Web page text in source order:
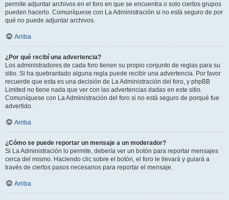
permite adjuntar archivos en el foro en que se encuentra o solo ciertos grupos
pueden hacerlo. Comuníquese con La Administración si no está seguro de por
qué no puede adjuntar archivos.
Arriba
¿Por qué recibí una advertencia?
Los administradores de cada foro tienen su propio conjunto de reglas para su
sitio. Si ha quebrantado alguna regla puede recibir una advertencia. Por favor
recuerde que esta es una decisión de La Administración del foro, y phpBB
Limited no tiene nada que ver con las advertencias dadas en este sitio.
Comuníquese con La Administración del foro si no está seguro de porqué fue
advertido.
Arriba
¿Cómo se puede reportar un mensaje a un moderador?
Si La Administración lo permite, debería ver un botón para reportar mensajes
cerca del mismo. Haciendo clic sobre el botón, el foro le llevará y guiará a
través de ciertos pasos necesarios para reportar el mensaje.
Arriba